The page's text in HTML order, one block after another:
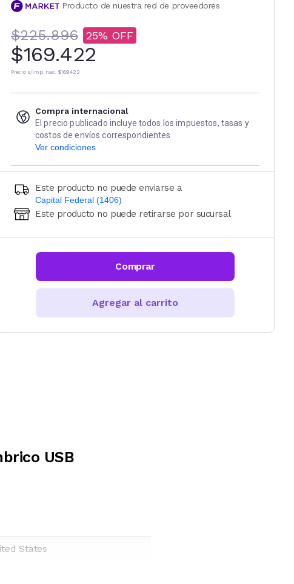
Producto de nuestra red de proveedores
$225.896 25
$169.422
Precio s/imp. nac. $169.422
Compra internacional
El precio publicado incluye todos los impuestos, tasas y
costos de envíos correspondientes
Ver condiciones
Este producto no puede enviarse a
Capital Federal (1406)
Ingresá código postal (sólo números)
CALCULAR
Este producto no puede retirarse por sucursal
Comprar
Agregar al carrito
USB
States